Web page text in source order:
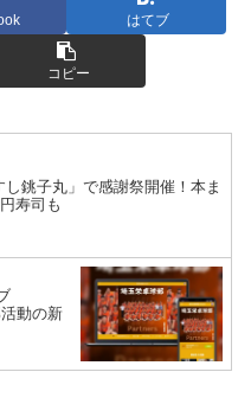
はてブ
コピー
し銚子丸」で感謝祭開催！本ま
寿司も
動の新